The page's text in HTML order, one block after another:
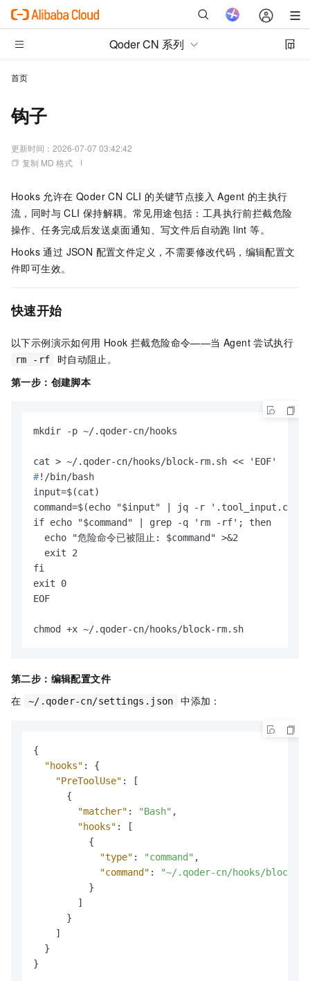
Qoder CN 系列
首页
钩子
更新时间： 2026-07-07 03:42:42
复制 MD 格式
Hooks 允许在 Qoder CN CLI 的关键节点接入 Agent 的主执行
流，同时与 CLI 保持解耦。常见用途包括：工具执行前拦截危险
操作、任务完成后发送桌面通知、写文件后自动跑 lint 等。
Hooks 通过 JSON 配置文件定义，不需要修改代码，编辑配置文
件即可生效。
快速开始
以下示例演示如何用 Hook 拦截危险命令——当 Agent 尝试执行
rm -rf
时自动阻止。
第一步：创建脚本
mkdir -p ~/.qoder-cn/hooks
#!/bin/bash
input=$(cat)
command=$(echo "$input" | jq -r
if echo "$command" | grep -q 'rm -rf'; then
  echo "危险命令已被阻止: $command" >&2
  exit 2
fi
exit 0
EOF
chmod +x ~/.qoder-cn/hooks/block-rm.sh
第二步：编辑配置文件
在
~/.qoder-cn/settings.json 中添加：
{
"hooks" :
{
"PreToolUse" :
[
{
"matcher" : "Bash" ,
"hooks" :
[
{
"type" : "command" ,
"command" :
"~/.qoder-cn/hooks/block-
}
]
}
]
}
}